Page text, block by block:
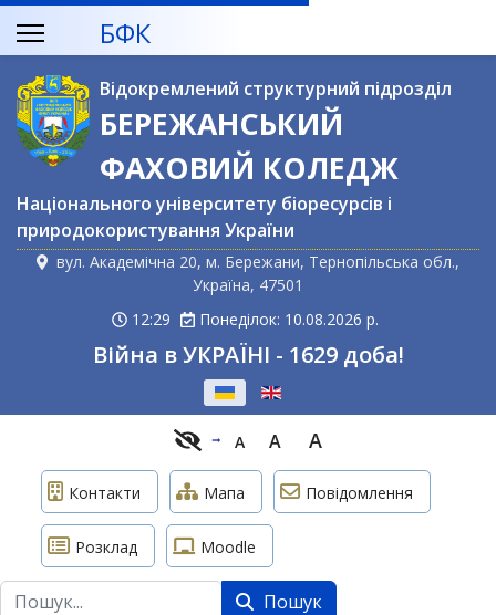
БФК
Відокремлений структурний підрозділ
БЕРЕЖАНСЬКИЙ
ФАХОВИЙ КОЛЕДЖ
Національного університету біоресурсів і
природокористування України
вул. Академічна 20, м. Бережани, Тернопільська обл.,
Україна, 47501
12:29
Понеділок: 10.08.2026 р.
Війна в УКРАЇНІ - 1629 доба!
A A A
Контакти Мапа Повідомлення
Розклад Moodle
Пошук Пошук